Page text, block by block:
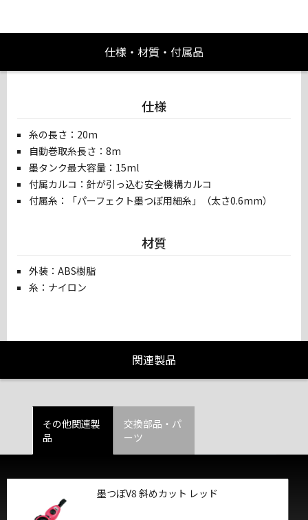
仕様・材質・付属品
仕様
糸の長さ：20m
自動巻取糸長さ：8m
墨タンク最大容量：15ml
付属カルコ：針が引っ込む安全機構カルコ
付属糸：「パーフェクト墨つぼ用細糸」（太さ0.6mm）
材質
外装：ABS樹脂
糸：ナイロン
関連製品
その他関連製
品
交換部品・パ
ーツ
墨つぼV8 斜めカット レッド